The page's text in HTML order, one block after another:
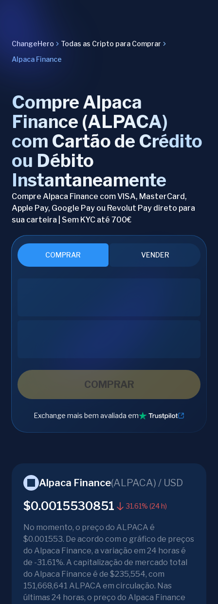
ChangeHero
Todas as Cripto para Comprar
Alpaca Finance
Compre Alpaca
Finance (ALPACA)
com Cartão de Crédito
ou Débito
Instantaneamente
Compre Alpaca Finance com VISA, MasterCard,
Apple Pay, Google Pay ou Revolut Pay direto para
sua carteira | Sem KYC até 700€
COMPRAR VENDER
COMPRAR
Exchange mais bem avaliada em
Alpaca Finance(ALPACA) / USD
$0.0015530851 31.61% (24 h)
No momento, o preço do ALPACA é
$0.001553. De acordo com o gráfico de preços
do Alpaca Finance, a variação em 24 horas é
de -31.61%. A capitalização de mercado total
do Alpaca Finance é de $235,554, com
151,668,641 ALPACA em circulação. Nas
últimas 24 horas, o preço do Alpaca Finance